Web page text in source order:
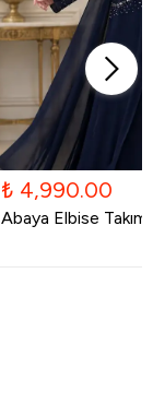
₺ 4,990.00
Abaya Elbise